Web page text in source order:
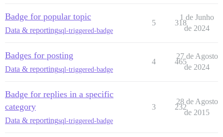
Badge for popular topic
Data & reportingsql-triggered-badge
5 318
1 de Junho
de 2024
Badges for posting
Data & reportingsql-triggered-badge
4 465
27 de Agosto
de 2024
Badge for replies in a specific
category
Data & reportingsql-triggered-badge
3 232
28 de Agosto
de 2015